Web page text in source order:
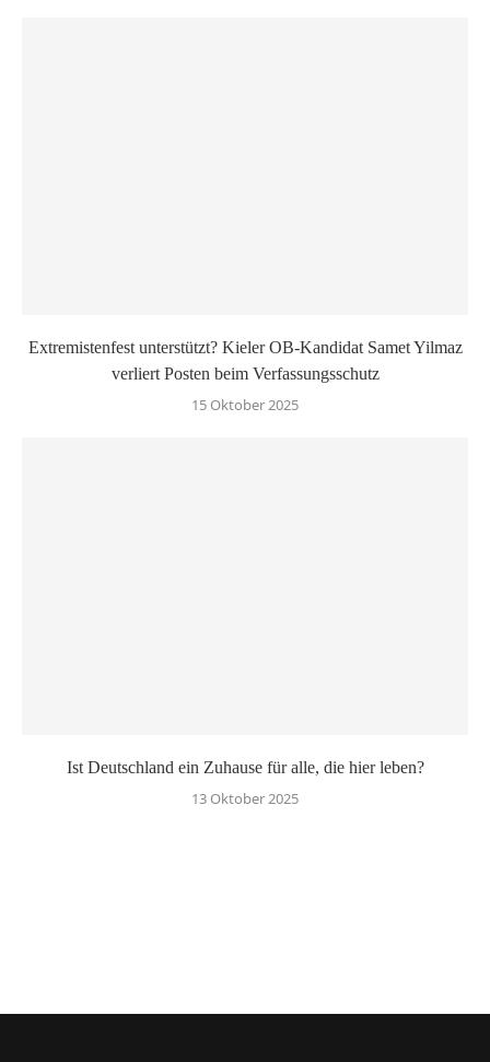
Extremistenfest unterstützt? Kieler OB-Kandidat Samet Yilmaz
verliert Posten beim Verfassungsschutz
15 Oktober 2025
Ist Deutschland ein Zuhause für alle, die hier leben?
13 Oktober 2025